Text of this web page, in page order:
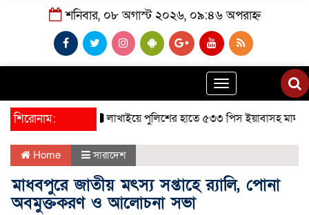
শনিবার, ০৮ অগাস্ট ২০২৬, ০৯:৪৬ অপরাহ্ন
Toggle
navigation
শিরোনাম: লাখাইয়ে পুলিশের হাতে ৫৩৩ পিস ইয়াবাসহ মাদক ব্যবসায়ী
Home সারাদেশ
মাধবপুরে জাতীয় মৎস্য সপ্তাহে র‍্যালি, পোনা
অবমুক্তকরণ ও আলোচনা সভা